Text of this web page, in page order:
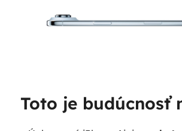
Toto je budúcnosť